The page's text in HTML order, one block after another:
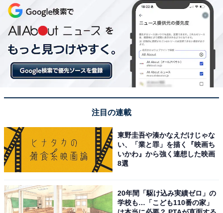
注目の連載
東野圭吾や湊かなえだけじゃな
い、「業と罪」を描く『映画ち
いかわ』から強く連想した映画
8選
20年間「駆け込み実績ゼロ」の
学校も…「こども110番の家」